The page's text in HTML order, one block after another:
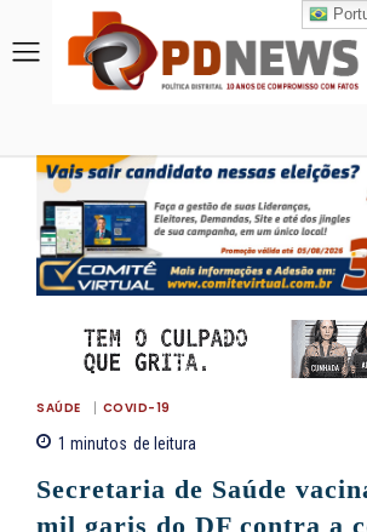
SAÚDE COVID-19
1 minutos de leitura
Secretaria de Saúde
mil garis do DF contra a